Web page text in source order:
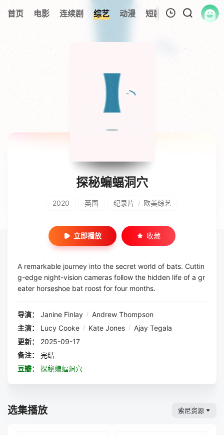
首页 电影 连续剧 综艺 动漫 短剧大全 纪录片
探秘蝙蝠洞穴
2020 英国 纪录片 / 欧美综艺
立即播放 收藏
A remarkable journey into the secret world of bats. Cuttin
g-edge night-vision cameras follow the hidden life of a gr
eater horseshoe bat roost for four months.
导演： Janine Finlay / Andrew Thompson
主演：
Lucy Cooke / Kate Jones / Ajay Tegala
更新：
2025-09-17
备注：
完结
豆瓣：
探秘蝙蝠洞穴
选集播放 索尼资源